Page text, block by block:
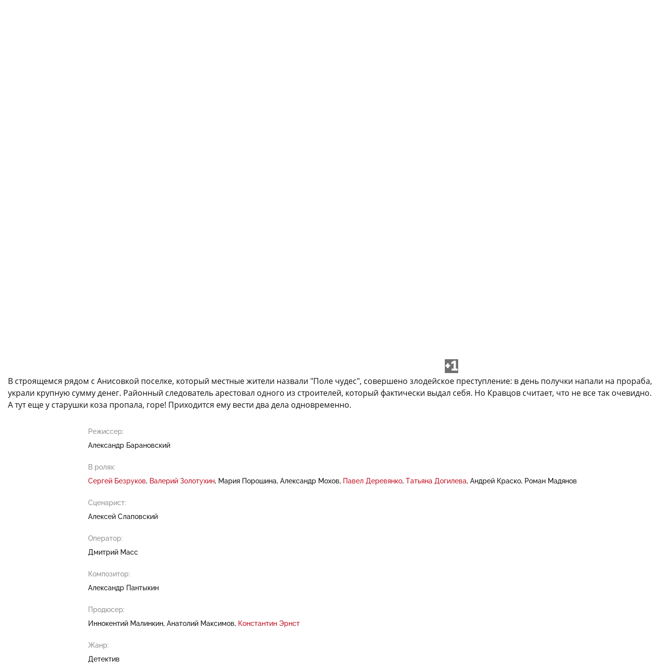
+1
В строящемся рядом с Анисовкой поселке, который местные жители назвали "Поле чудес", совершено злодейское преступление: в день получки напали на прораба,
украли крупную сумму денег. Районный следователь арестовал одного из строителей, который фактически выдал себя. Но Кравцов считает, что не все так очевидно.
А тут еще у старушки коза пропала, горе! Приходится ему вести два дела одновременно.
Режиссер:
Александр Барановский
В ролях:
Сергей Безруков
Валерий Золотухин Мария Порошина Александр Мохов Павел Деревянко Татьяна Догилева Андрей Краско Роман Мадянов
Сценарист:
Алексей Слаповский
Оператор:
Дмитрий Масс
Композитор:
Александр Пантыкин
Продюсер:
Иннокентий Малинкин Анатолий Максимов Константин Эрнст
Жанр:
Детектив